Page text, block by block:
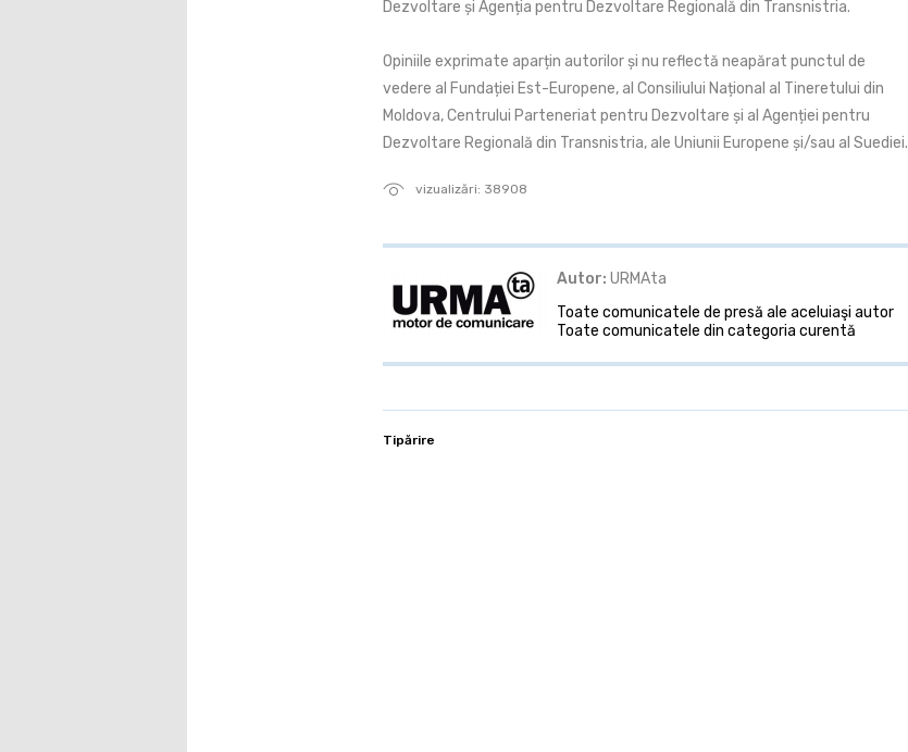
vizualizări: 38908
Dezvoltare și Agenția pentru Dezvoltare Regională din Transnistria.
Opiniile exprimate aparțin autorilor și nu reflectă neapărat punctul de
vedere al Fundației Est-Europene, al Consiliului Național al Tineretului din
Moldova, Centrului Parteneriat pentru Dezvoltare și al Agenției pentru
Dezvoltare Regională din Transnistria, ale Uniunii Europene și/sau al Suediei.
Autor: URMAta
Toate comunicatele de presă ale aceluiaşi autor
Toate comunicatele din categoria curentă
Tipărire